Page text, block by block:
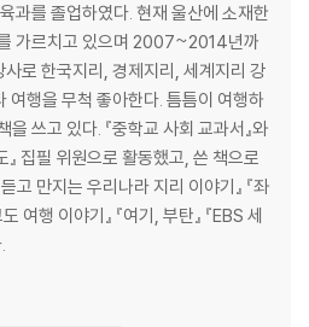
한 문화
통 가옥
팔레스타인
아시아
과를 졸업하였다. 현재 울산에 소재한
가르치고 있으며 2007~2014년까
로 한국지리, 경제지리, 세계지리 강
여행을 무척 좋아한다. 틈틈이 여행하
쓰고 있다. 『중학교 사회 교과서』와
』 집필 위원으로 활동했고, 쓴 책으로
고 만지는 우리나라 지리 이야기』 『좌
행 이야기』 『여기, 부탄』 『EBS 세